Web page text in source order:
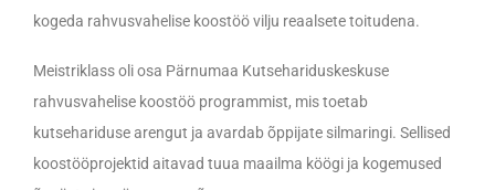
kogeda rahvusvahelise koostöö vilju reaalsete toitudena.
Meistriklass oli osa Pärnumaa Kutsehariduskeskuse
rahvusvahelise koostöö programmist, mis toetab
kutsehariduse arengut ja avardab õppijate silmaringi. Sellised
koostööprojektid aitavad tuua maailma köögi ja kogemused